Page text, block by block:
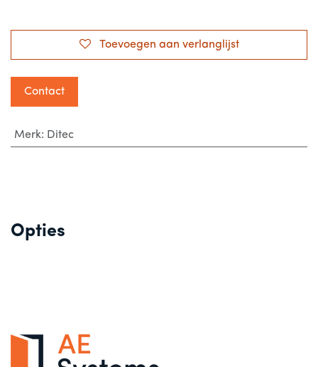
Toevoegen aan verlanglijst
Contact
Merk: Ditec
Opties